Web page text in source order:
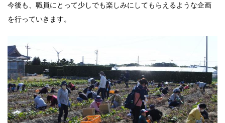
今後も、職員にとって少しでも楽しみにしてもらえるような企画
を行っていきます。